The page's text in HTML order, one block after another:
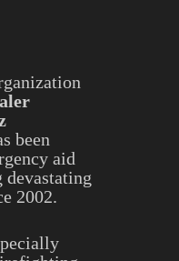
been
aid
2002.